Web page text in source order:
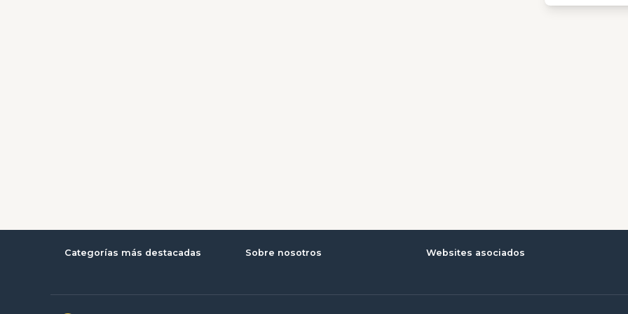
Categorías más destacadas Sobre nosotros Websites asociados